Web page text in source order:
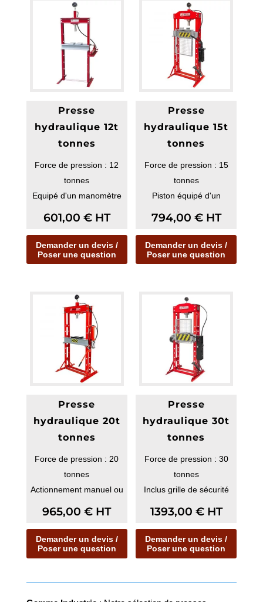
Presse
hydraulique 12t
tonnes
Force de pression : 12
tonnes
Equipé d'un manomètre
601,00 € HT
Demander un devis /
Poser une question
Presse
hydraulique 15t
tonnes
Force de pression : 15
tonnes
Piston équipé d'un
automatique.
794,00 € HT
Demander un devis /
Poser une question
Presse
hydraulique 20t
tonnes
Force de pression : 20
tonnes
Actionnement manuel ou
par la pédale
965,00€ HT
Demander un devis /
Poser une question
Presse
hydraulique 30t
tonnes
Force de pression : 30
tonnes
Inclus grille de sécurité
1393,00 € HT
Demander un devis /
Poser une question